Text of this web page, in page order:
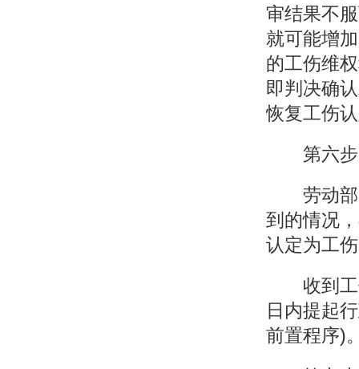
审结果不
就可能增
的工伤维
即判决确
恢复工伤
第六步
劳动部
到的情况
认定为工
收到工
日内提起
前置程序)